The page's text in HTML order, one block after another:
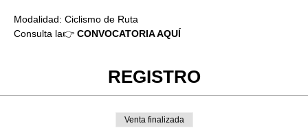
Modalidad: Ciclismo de Ruta
Consulta la👉 CONVOCATORIA AQUÍ
REGISTRO
Venta finalizada